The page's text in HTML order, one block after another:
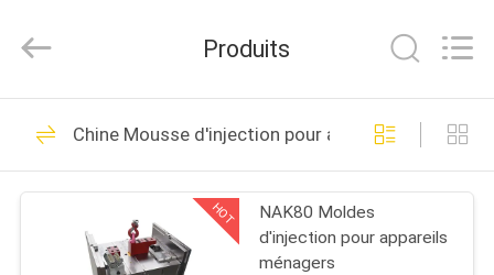
MAISON
PRODUITS
Rights
by
Moule à injection en
plastique
52
Produits
Chine Mousse d'injection pour appareils
HOT
NAK80 Moldes
d'injection pour appareils
ménagers